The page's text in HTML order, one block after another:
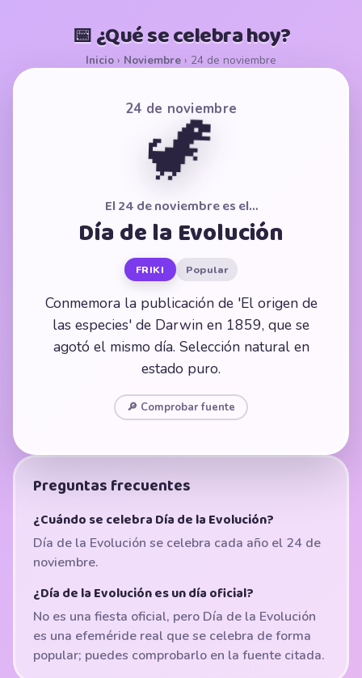
📅 ¿Qué se celebra hoy?
Inicio › Noviembre › 24 de noviembre
24 de noviembre
🦖
El 24 de noviembre es el…
Día de la Evolución
FRIKI Popular
Conmemora la publicación de 'El origen de
las especies' de Darwin en 1859, que se
agotó el mismo día. Selección natural en
estado puro.
🔎 Comprobar fuente
Preguntas frecuentes
¿Cuándo se celebra Día de la Evolución?
Día de la Evolución se celebra cada año el 24 de
noviembre.
¿Día de la Evolución es un día oficial?
No es una fiesta oficial, pero Día de la Evolución
es una efeméride real que se celebra de forma
popular; puedes comprobarlo en la fuente citada.